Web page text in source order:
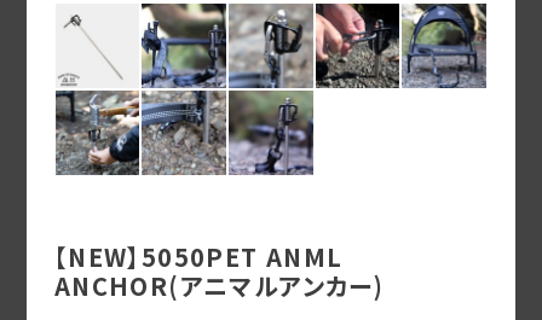
【NEW】5050PET ANML
ANCHOR(アニマルアンカー)